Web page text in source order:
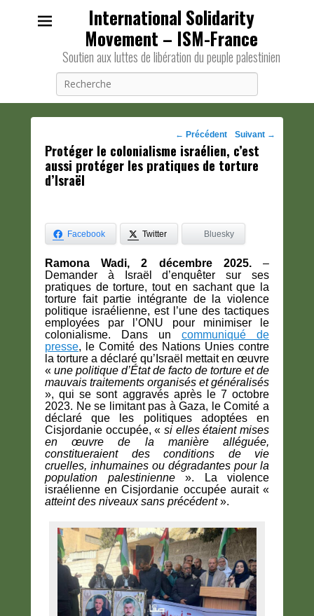
International Solidarity
Movement – ISM-France
Soutien aux luttes de libération du peuple palestinien
Navigation
des
posts
← Précédent Suivant →
Protéger le colonialisme israélien, c’est
aussi protéger les pratiques de torture
d’Israël
Facebook Twitter Bluesky
Ramona Wadi, 2 décembre 2025.–
Demander à Israël d’enquêter sur ses
pratiques de torture, tout en sachant que la
torture fait partie intégrante de la violence
politique israélienne, est l’une des tactiques
employées par l’ONU pour minimiser le
colonialisme. Dans un communiqué de
presse, le Comité des Nations Unies contre
la torture a déclaré qu’Israël mettait en œuvre
« une politique d’État de facto de torture et de
mauvais traitements organisés et généralisés
», qui se sont aggravés après le 7 octobre
2023. Ne se limitant pas à Gaza, le Comité a
déclaré que les politiques adoptées en
Cisjordanie occupée, « si elles étaient mises
en œuvre de la manière alléguée,
constitueraient des conditions de vie
cruelles, inhumaines ou dégradantes pour la
population palestinienne». La violence
israélienne en Cisjordanie occupée aurait «
atteint des niveaux sans précédent».